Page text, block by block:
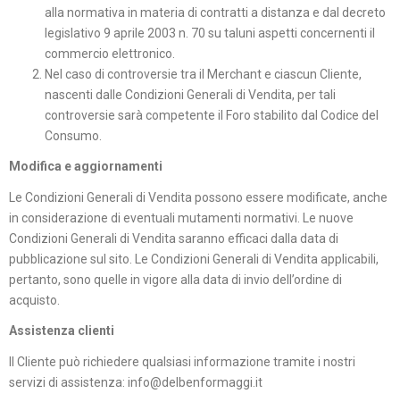
alla normativa in materia di contratti a distanza e dal decreto
legislativo 9 aprile 2003 n. 70 su taluni aspetti concernenti il
commercio elettronico.
Nel caso di controversie tra il Merchant e ciascun Cliente,
nascenti dalle Condizioni Generali di Vendita, per tali
controversie sarà competente il Foro stabilito dal Codice del
Consumo.
Modifica e aggiornamenti
Le Condizioni Generali di Vendita possono essere modificate, anche
in considerazione di eventuali mutamenti normativi. Le nuove
Condizioni Generali di Vendita saranno efficaci dalla data di
pubblicazione sul sito. Le Condizioni Generali di Vendita applicabili,
pertanto, sono quelle in vigore alla data di invio dell’ordine di
acquisto.
Assistenza clienti
Il Cliente può richiedere qualsiasi informazione tramite i nostri
servizi di assistenza: info@delbenformaggi.it